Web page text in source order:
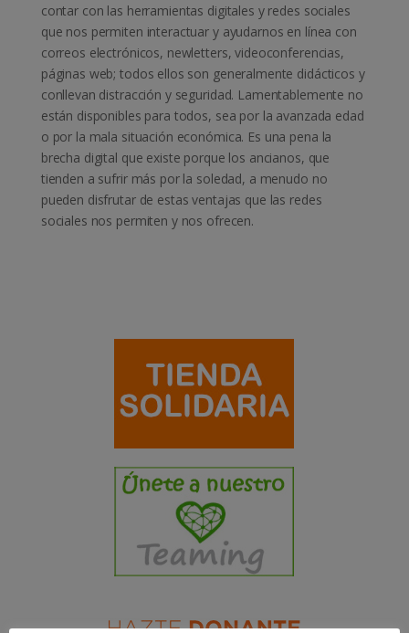
contar con las herramientas digitales y redes sociales
que nos permiten interactuar y ayudarnos en línea con
correos electrónicos, newletters, videoconferencias,
páginas web; todos ellos son generalmente didácticos y
conllevan distracción y seguridad. Lamentablemente no
están disponibles para todos, sea por la avanzada edad
o por la mala situación económica. Es una pena la
brecha digital que existe porque los ancianos, que
tienden a sufrir más por la soledad, a menudo no
pueden disfrutar de estas ventajas que las redes
sociales nos permiten y nos ofrecen.